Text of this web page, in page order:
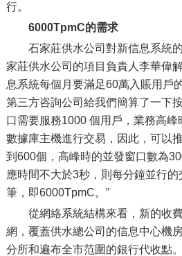
行。
6000TpmC的需求
石家莊供水公司對新信息系統
家莊供水公司的項目負責人李華偉
息系統每個月要滿足60萬入賬用戶
第三方咨詢公司給我們簡算了一下
口需要服務1000 個用戶，業務高
數據庫主機進行交易，因此，可以
到600個，高峰時的並發窗口數為
應時間不大於3秒，則每分鐘並行
筆，即6000TpmC。”
從網絡系統結構來看，新的收
網，覆蓋供水總公司的信息中心機
分所和遍布全市范圍的銀行代收點